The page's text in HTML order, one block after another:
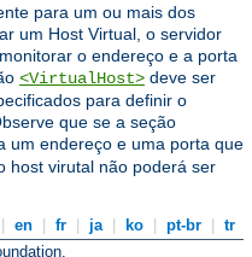
para um ou mais dos
um Host Virtual, o servidor
o endereço e a porta
<VirtualHost> deve ser
para definir o
que se a seção
um endereço e uma porta que
host virutal não poderá ser
en fr ja ko pt-br
tr